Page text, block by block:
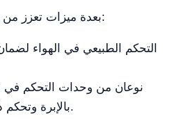
يتميز YR05259-2 بعدة ميزات تعزز من وظيفته:
التحكم الطبيعي في الهواء
نوعان من وحدات التحكم في
بالإبرة وتحكم ذكي بالميكروكمبيوتر.